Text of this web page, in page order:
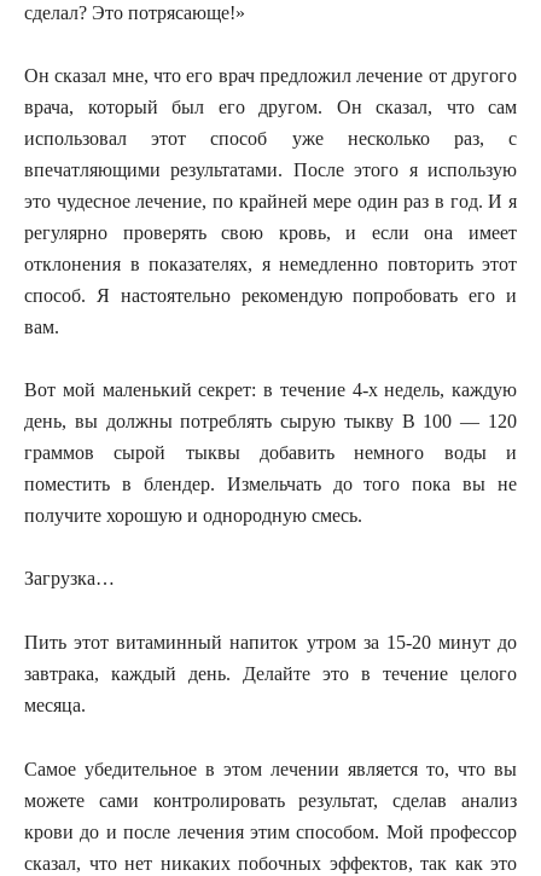
сделал? Это потрясающе!»
Он сказал мне, что его врач предложил лечение от другого
врача, который был его другом. Он сказал, что сам
использовал этот способ уже несколько раз, с
впечатляющими результатами. После этого я использую
это чудесное лечение, по крайней мере один раз в год. И я
регулярно проверять свою кровь, и если она имеет
отклонения в показателях, я немедленно повторить этот
способ. Я настоятельно рекомендую попробовать его и
вам.
Вот мой маленький секрет: в течение 4-х недель, каждую
день, вы должны потреблять сырую тыкву В 100 — 120
граммов сырой тыквы добавить немного воды и
поместить в блендер. Измельчать до того пока вы не
получите хорошую и однородную смесь.
Загрузка…
Пить этот витаминный напиток утром за 15-20 минут до
завтрака, каждый день. Делайте это в течение целого
месяца.
Самое убедительное в этом лечении является то, что вы
можете сами контролировать результат, сделав анализ
крови до и после лечения этим способом. Мой профессор
сказал, что нет никаких побочных эффектов, так как это